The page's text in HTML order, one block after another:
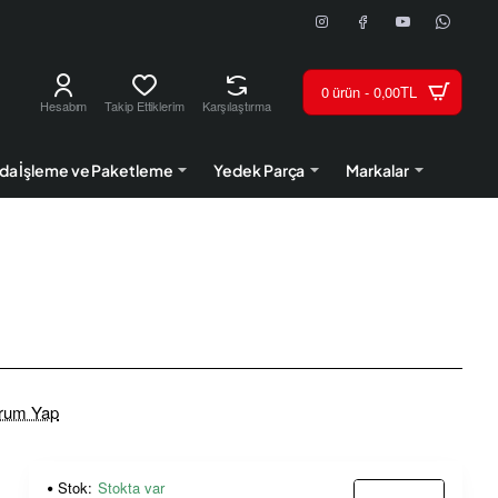
Hesabım Takip Ettiklerim Karşılaştırma
0 ürün - 0,00TL
İşleme ve Paketleme Yedek Parça Markalar
Yap
Stok: Stokta var